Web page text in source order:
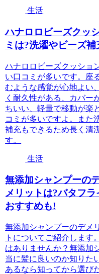
生活
ハナロロビーズクッ
ミは?洗濯やビーズ
ハナロロビーズクッショ
い口コミが多いです。座
むような感覚が心地よい
く耐久性がある、カバー
ちいい、軽量で移動が楽
コミが多いですよ。また
補充もできるため長く清
す。
生活
無添加シャンプーの
メリットは?バタフ
おすすめも!
無添加シャンプーのデメ
トについてご紹介します
はありませんか？無添加
当に髪に良いのか知りた
あるなら知ってから選び